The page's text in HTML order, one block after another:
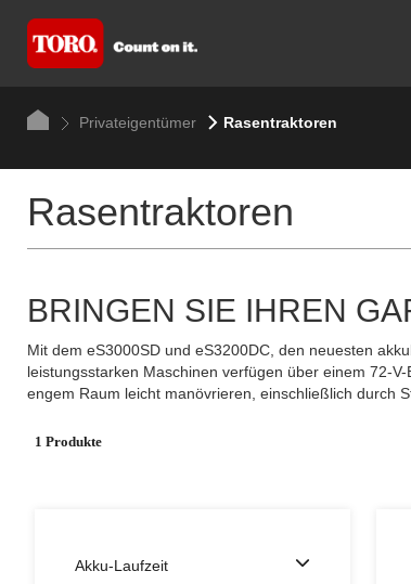
Privateigentümer Rasentraktoren
Rasentraktoren
BRINGEN SIE IHREN
Mit dem eS3000SD und eS3200DC, den neuesten
leistungsstarken Maschinen verfügen über einem 72-
engem Raum leicht manövrieren, einschließlich durch
1 Produkte
Akku-Laufzeit